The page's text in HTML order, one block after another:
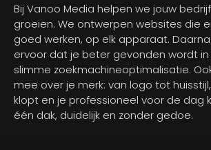
Bij Vanoo Media helpen we jouw
groeien. We ontwerpen websites die
goed werken, op elk apparaat.
ervoor dat je beter gevonden wordt
slimme zoekmachineoptimalisatie.
mee over je merk: van logo tot
klopt en je professioneel voor de dag
één dak, duidelijk en zonder gedoe.